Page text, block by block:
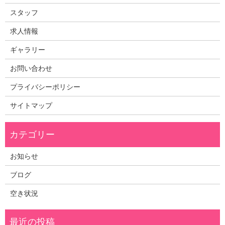
スタッフ
求人情報
ギャラリー
お問い合わせ
プライバシーポリシー
サイトマップ
お知らせ
ブログ
空き状況